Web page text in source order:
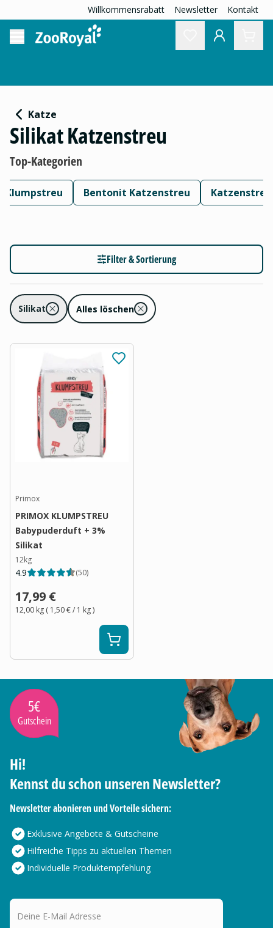
Willkommensrabatt Newsletter Kontakt
Katze
Silikat Katzenstreu
Top-Kategorien
Klumpstreu Bentonit Katzenstreu
Filter & Sortierung
Silikat Alles löschen
Primox
PRIMOX KLUMPSTREU
Babypuderduft + 3%
Silikat
12kg
4.9 (50)
17,99 €
12,00 kg ( 1,50 €/ 1 kg)
5€
Gutschein
Hi!
Kennst du schon unseren Newsletter?
Newsletter abonieren und Vorteile sichern:
Exklusive Angebote & Gutscheine
Hilfreiche Tipps zu aktuellen Themen
Individuelle Produktempfehlung
Deine E-Mail Adresse